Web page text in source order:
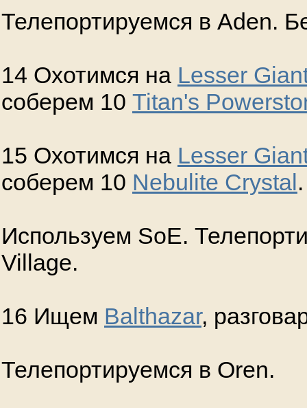
Телепортируемся в Aden.
14 Охотимся на Lesser
соберем 10 Titan's
15 Охотимся на Lesser
соберем 10 Nebulite Crystal.
Используем SoE.
Village.
16 Ищем Balthazar,
Телепортируемся в Oren.